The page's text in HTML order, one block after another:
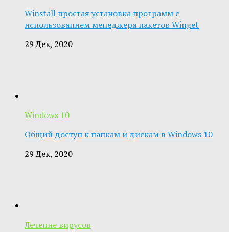
Winstall простая установка программ с
использованием менеджера пакетов Winget
29 Дек, 2020
Windows 10
Общий доступ к папкам и дискам в Windows 10
29 Дек, 2020
Лечение вирусов